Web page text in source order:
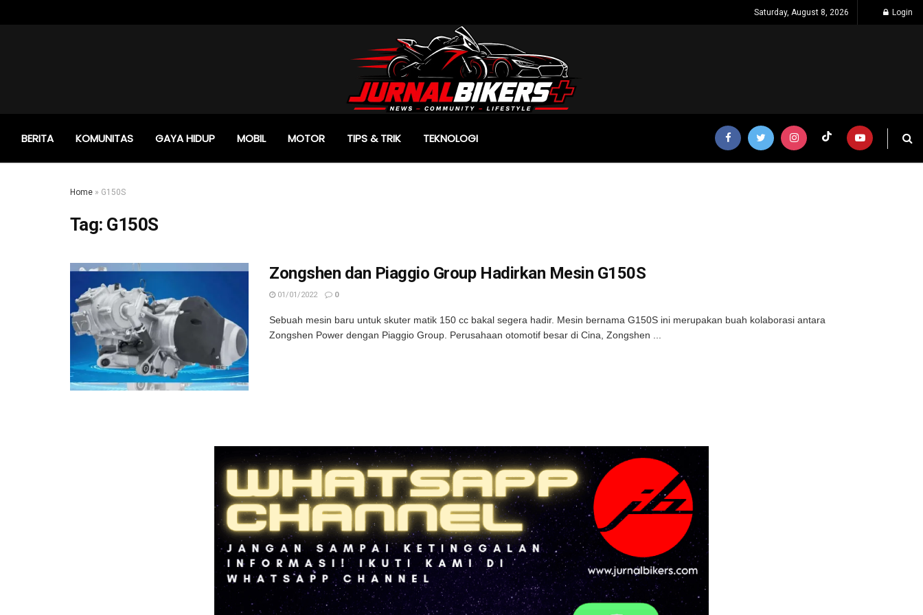
Saturday, August 8, 2026 Login
BERITA KOMUNITAS GAYA HIDUP MOBIL MOTOR TIPS & TRIK TEKNOLOGI
Home » G150S
Tag: G150S
Zongshen dan Piaggio Group Hadirkan Mesin G150S
01/01/2022 0
Sebuah mesin baru untuk skuter matik 150 cc bakal segera hadir. Mesin bernama G150S ini merupakan buah kolaborasi antara
Zongshen Power dengan Piaggio Group. Perusahaan otomotif besar di Cina, Zongshen ...